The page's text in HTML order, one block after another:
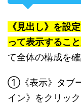
《見出し》を設
って表示すること
て全体の構成を
①《表示》タブ
イン》をクリック